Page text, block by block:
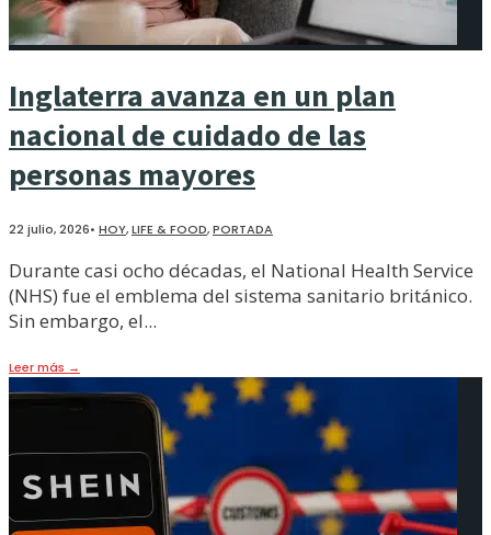
Inglaterra avanza en un plan
nacional de cuidado de las
personas mayores
22 julio, 2026• HOY,LIFE & FOOD,PORTADA
Durante casi ocho décadas, el National Health Service
(NHS) fue el emblema del sistema sanitario británico.
Sin embargo, el...
Leer más →